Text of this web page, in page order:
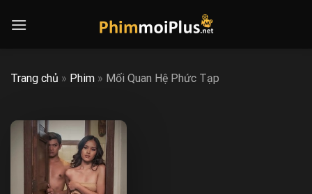
Trang chủ » Phim » Mối Quan Hệ Phức Tạp